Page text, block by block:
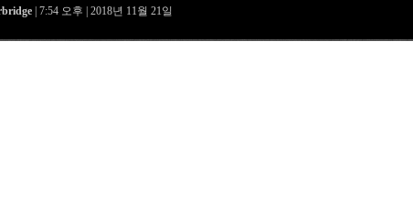
| 7:54 오후 | 2018년 11월 21일